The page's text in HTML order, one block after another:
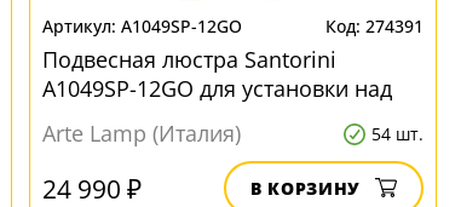
A1049SP-12GO 274391
Подвесная люстра Santorini
A1049SP-12GO для установки над
Arte Lamp (Италия) 54 шт.
24 990 ₽ В КОРЗИНУ